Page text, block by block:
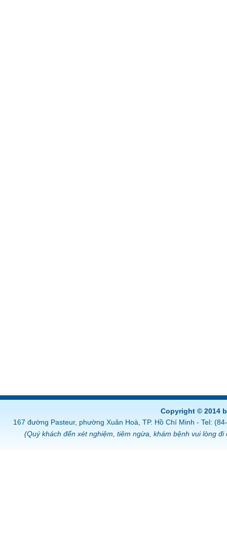
Copyright © 2014
167 đường Pasteur, phường Xuân Hoà, TP. Hồ Chí Minh - Tel:
(Quý khách đến xét nghiệm, tiêm ngừa, khám bệnh vui lòng